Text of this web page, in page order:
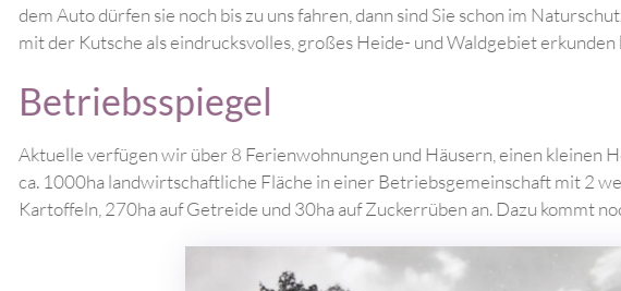
dem Auto dürfen sie noch bis zu uns fahren, dann sind
mit der Kutsche als eindrucksvolles, großes Heide- und
Betriebsspiegel
Aktuelle verfügen wir über 8 Ferienwohnungen und
ca. 1000ha landwirtschaftliche Fläche in einer
Kartoffeln, 270ha auf Getreide und 30ha auf